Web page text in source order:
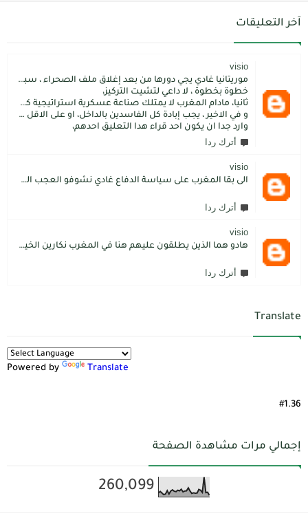
آخر التعليقات
visio
موريتانيا غادي يجي دورها من بعد إغلاق ملف الصحراء ، سبتة مليلية و الجزر،
خطوة بخطوة ، لا داعي لتشيت التركيز،
ثانيا، مادام المغرب لا يمتلك صناعة عسكرية استراتيجية كما فعل الاتراك فسيبقى داءما محل اطماع الغير،
و في الاخير ، يجب إبادة كل الفاسدين بالداخل، او على الاقل كما فعل محمد بن سلمان: قم بتسليم الاموال المنهوبة او المشنقة(حرفيا)، فقط هم بضعة آلاف ليسوا كُثر.
وارد جدا ان يكون احد قراء هدا التعليق احدهم،
أترك ردا
visio
الى بقا المغرب على سياسة الدفاع غادي نشوفو العجب المعجب من دولة الكبرانات.. دولة ما عندها تاريخ كاتسرق تراتنا ، اراضبنا و تاريخنا و حنا جالسين كانتسناو في الامم المتحدة تعطينا حل و الواقع هو كل عام مشكلتنا كاتعقد مع دولة الشر.. فرنسا اكبر شيطان من مازال حطا صبعها في شمال افريقيا، كانزيدو مشكل على مشكل اللهم كبرها تصغار .. الانسان هو لي يموت على ولادو و على ارضو
أترك ردا
visio
هادو هما الذين يطلقون عليهم هنا في المغرب نكارين الخير.كما يقول المثل المغربي دير الخير في الرجال تلقاه لاديرو فالشماتة راه يتوضر .لكن الخير دائما يعلو على الشر./.
أترك ردا
Translate
Powered by Translate
#1.36
إجمالي مرات مشاهدة الصفحة
260,099